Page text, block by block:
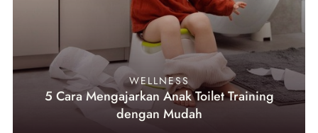
WELLNESS
5 Cara Mengajarkan Anak Toilet Training
dengan Mudah